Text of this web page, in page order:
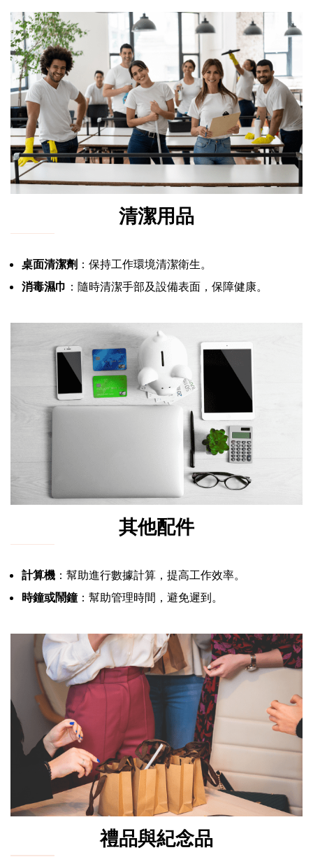
清潔用品
桌面清潔劑 ：保持工作環境清潔衛生。
消毒濕巾 ：隨時清潔手部及設備表面，保障健康。
其他配件
計算機 ：幫助進行數據計算，提高工作效率。
時鐘或鬧鐘：幫助管理時間，避免遲到。
禮品與紀念品